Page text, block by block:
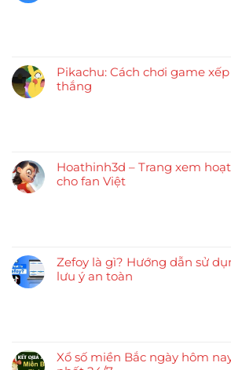
Pikachu: Cách chơi game
thắng
Hoathinh3d – Trang xem
cho fan Việt
Zefoy là gì? Hướng dẫn sử
lưu ý an toàn
Xổ số miền Bắc ngày hôm